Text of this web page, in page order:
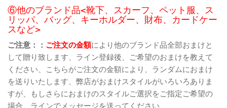
⑥他のブランド品<靴下、スカーフ、ペット服、ス
リッパ、バッグ、キーホルダー、財布、カードケー
スなど>
ご注意：： ご注文の金額により他のブランド品全部おまけと
して贈り致します、ライン登録後、ご希望のおまけを教えて
ください、こちらがご注文の金額により、ランダムにおまけ
を送りいたします、弊店がおまけスタイルがいろいろありま
すが、もしさらにおまけのスタイルご選択をご指定ご希望の
場合、ラインでメッセージを送ってください